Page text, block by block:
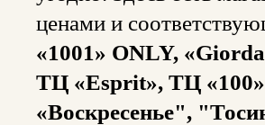
ценами и
«1001» ONLY,
ТЦ «Esprit», ТЦ «100»
«Воскресенье",